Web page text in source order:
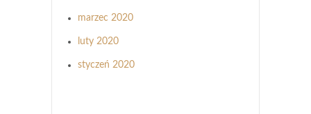
marzec 2020
luty 2020
styczeń 2020